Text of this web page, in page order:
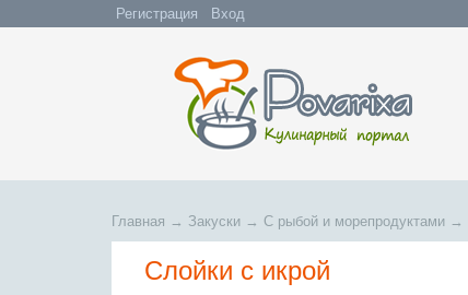
Регистрация Вход
Главная → Закуски → С рыбой и морепродуктами →
Слойки с икрой